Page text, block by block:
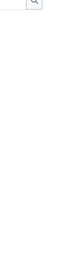
Pesquisa